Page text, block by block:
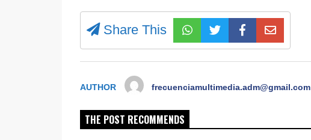
Share This
AUTHOR frecuenciamultimedia.adm@gmail.com
THE POST RECOMMENDS